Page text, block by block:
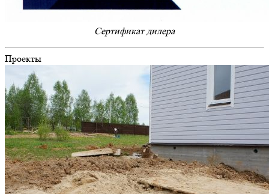
Cертификат дилера
Проекты